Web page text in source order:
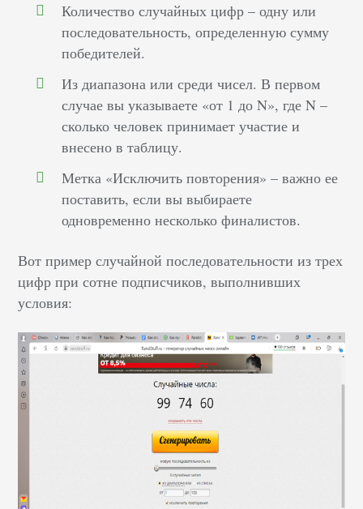
Количество случайных цифр – одну или
последовательность, определенную сумму
победителей.
Из диапазона или среди чисел. В первом
случае вы указываете «от 1 до N», где N –
сколько человек принимает участие и
внесено в таблицу.
Метка «Исключить повторения» – важно ее
поставить, если вы выбираете
одновременно несколько финалистов.
Вот пример случайной последовательности из трех
цифр при сотне подписчиков, выполнивших
условия: